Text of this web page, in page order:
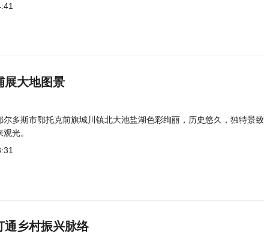
展大地图景
尔多斯市鄂托克前旗城川镇北大池盐湖色彩绚丽，历史悠久，独特景
光。
通乡村振兴脉络